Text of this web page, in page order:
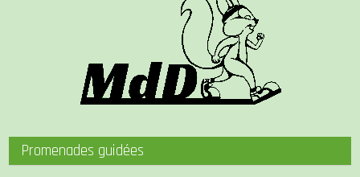
Promenades guidées